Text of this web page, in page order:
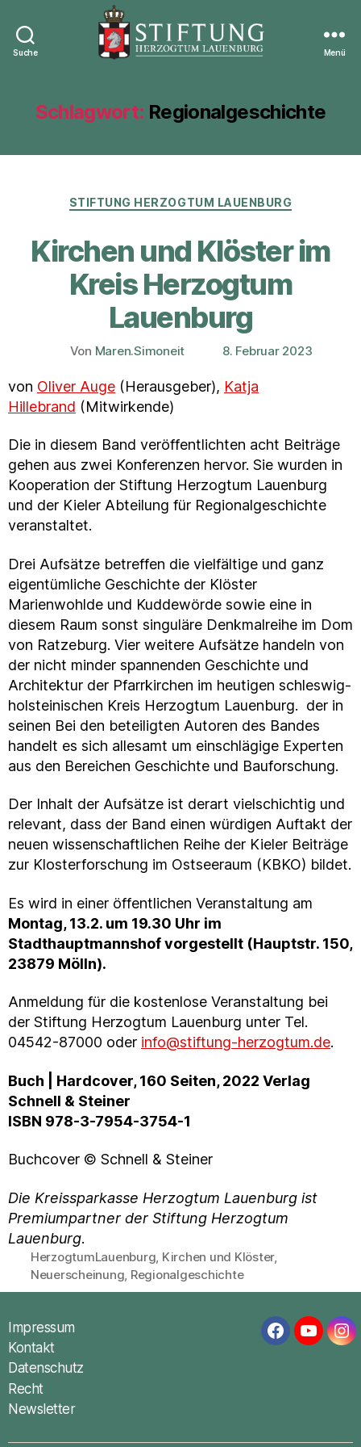
Suche
Lauenburg
Menü
Schlagwort: Regionalgeschichte
Kategorien
STIFTUNG HERZOGTUM LAUENBURG
Kirchen und Klöster im
Kreis Herzogtum
Lauenburg
Beitragsautor
Von Maren.Simoneit Veröffentlichungsdatum
8. Februar 2023
von Oliver Auge (Herausgeber), Katja
Hillebrand (Mitwirkende)
Die in diesem Band veröffentlichten acht Beiträge
gehen aus zwei Konferenzen hervor. Sie wurden in
Kooperation der Stiftung Herzogtum Lauenburg
und der Kieler Abteilung für Regionalgeschichte
veranstaltet.
Drei Aufsätze betreffen die vielfältige und ganz
eigentümliche Geschichte der Klöster
Marienwohlde und Kuddewörde sowie eine in
diesem Raum sonst singuläre Denkmalreihe im Dom
von Ratzeburg. Vier weitere Aufsätze handeln von
der nicht minder spannenden Geschichte und
Architektur der Pfarrkirchen im heutigen schleswig-
holsteinischen Kreis Herzogtum Lauenburg. der in
seinen Bei den beteiligten Autoren des Bandes
handelt es sich allesamt um einschlägige Experten
aus den Bereichen Geschichte und Bauforschung.
Der Inhalt der Aufsätze ist derart vielschichtig und
relevant, dass der Band einen würdigen Auftakt der
neuen wissenschaftlichen Reihe der Kieler Beiträge
zur Klosterforschung im Ostseeraum (KBKO) bildet.
Es wird in einer öffentlichen Veranstaltung am
Montag, 13.2. um 19.30 Uhr im
Stadthauptmannshof vorgestellt (Hauptstr. 150,
23879 Mölln).
Anmeldung für die kostenlose Veranstaltung bei
der Stiftung Herzogtum Lauenburg unter Tel.
04542-87000 oder info@stiftung-herzogtum.de.
Buch | Hardcover, 160 Seiten, 2022 Verlag
Schnell & Steiner
ISBN 978-3-7954-3754-1
Buchcover © Schnell & Steiner
Die Kreissparkasse Herzogtum Lauenburg ist
Premiumpartner der Stiftung Herzogtum
Lauenburg.
Schlagwörter
HerzogtumLauenburg Kirchen und Klöster,
Neuerscheinung Regionalgeschichte
Impressum
Kontakt
Datenschutz
Recht
Newsletter
Facebook